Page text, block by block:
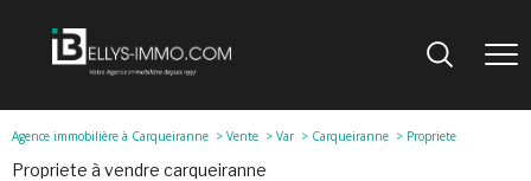
Agence immobilière à Carqueiranne Vente Var Carqueiranne Propriete
propriete à vendre carqueiranne